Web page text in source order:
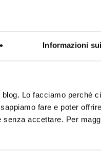
Informazioni
Lo facciamo perché
fare e poter
senza accettare. Per API